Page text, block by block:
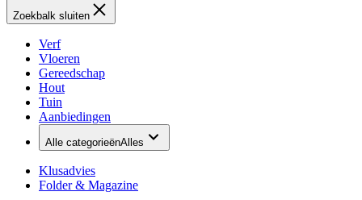
Zoekbalk sluiten
Verf
Vloeren
Gereedschap
Hout
Tuin
Aanbiedingen
Alle categorieënAlles
Klusadvies
Folder & Magazine